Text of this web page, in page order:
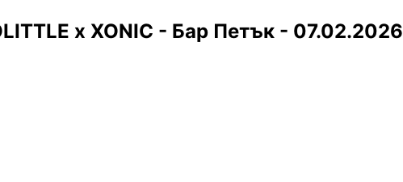
x XONIC - Бар Петък - 07.02.2026